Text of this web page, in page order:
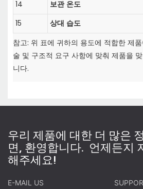
14 보관 온도
15 상대 습도
참고: 위 표에 귀하의 용도에 적합한 제
술 및 구조적 요구 사항에 맞춰 제품을
니다.
우리 제품에 대한 더 많은
면, 환영합니다. 언제든지
해주세요!
E-MAIL US